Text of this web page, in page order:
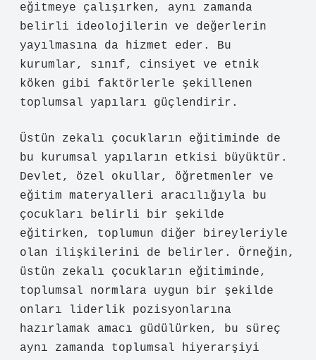
eğitmeye çalışırken, aynı zamanda
belirli ideolojilerin ve değerlerin
yayılmasına da hizmet eder. Bu
kurumlar, sınıf, cinsiyet ve etnik
köken gibi faktörlerle şekillenen
toplumsal yapıları güçlendirir.
Üstün zekalı çocukların eğitiminde de
bu kurumsal yapıların etkisi büyüktür.
Devlet, özel okullar, öğretmenler ve
eğitim materyalleri aracılığıyla bu
çocukları belirli bir şekilde
eğitirken, toplumun diğer bireyleriyle
olan ilişkilerini de belirler. Örneğin,
üstün zekalı çocukların eğitiminde,
toplumsal normlara uygun bir şekilde
onları liderlik pozisyonlarına
hazırlamak amacı güdülürken, bu süreç
aynı zamanda toplumsal hiyerarşiyi